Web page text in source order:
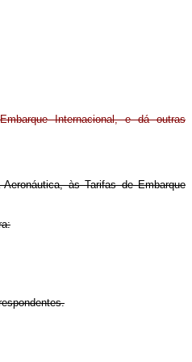
Internacional, e dá outras
às Tarifas de Embarque